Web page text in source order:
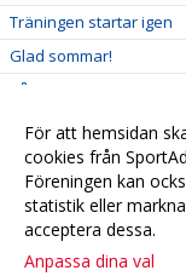
Träningen startar igen
Glad sommar!
Våren
Info
Välkomna till Boll&Lek
För att hemsidan
cookies från
Föreningen kan
statistik eller
acceptera dessa.
Anpassa dina val